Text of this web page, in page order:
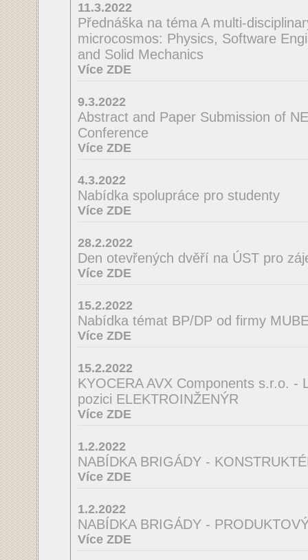
11.3.2022
Přednáška na téma A multi-
microcosmos: Physics, Software
and Solid Mechanics
Více ZDE
9.3.2022
Abstract and Paper Submission of
Conference
Více ZDE
4.3.2022
Nabídka spolupráce pro studenty
Více ZDE
28.2.2022
Den otevřených dvěří na ÚST pro
Více ZDE
15.2.2022
Nabídka témat BP/DP od firmy
Více ZDE
15.2.2022
KYOCERA AVX Components s.r.o.
pozici ELEKTROINŽENÝR
Více ZDE
1.2.2022
NABÍDKA BRIGÁDY -
Více ZDE
1.2.2022
NABÍDKA BRIGÁDY -
Více ZDE